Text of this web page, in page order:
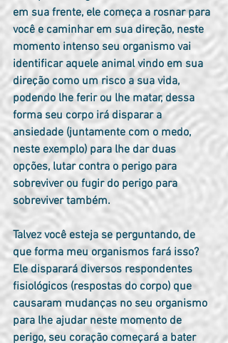
em sua frente, ele começa a rosnar para
você e caminhar em sua direção, neste
momento intenso seu organismo vai
identificar aquele animal vindo em sua
direção como um risco a sua vida,
podendo lhe ferir ou lhe matar, dessa
forma seu corpo irá disparar a
ansiedade (juntamente com o medo,
neste exemplo) para lhe dar duas
opções, lutar contra o perigo para
sobreviver ou fugir do perigo para
sobreviver também.
Talvez você esteja se perguntando, de
que forma meu organismos fará isso?
Ele disparará diversos respondentes
fisiológicos (respostas do corpo) que
causaram mudanças no seu organismo
para lhe ajudar neste momento de
perigo, seu coração começará a bater